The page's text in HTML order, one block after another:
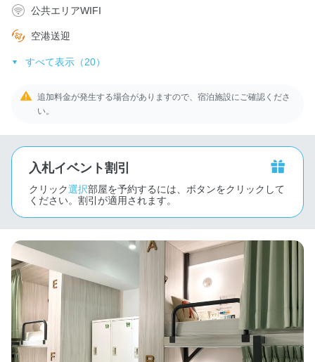
公共エリアWIFI
空港送迎
すべて表示（20）
追加料金が発生する場合がありますので、宿泊施設にご確認くださ
い。
入札イベント割引
クリック選択部屋を予約するには、ボタンをクリックして
ください。割引が適用されます。